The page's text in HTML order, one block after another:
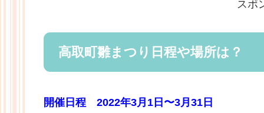
スポ
高取町雛まつり日程や場所は？
開催日程 2022年3月1日〜3月31日